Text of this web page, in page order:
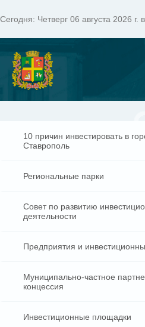
Сегодня: Четверг 06 августа 2026
10 причин инвестировать в
Ставрополь
Региональные парки
Совет по развитию
деятельности
Предприятия и
Муниципально-частное
концессия
Инвестиционные площадки